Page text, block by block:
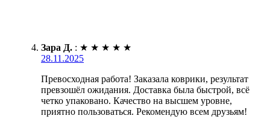
Зара Д. : ★ ★ ★ ★ ★
28.11.2025
Превосходная работа! Заказала коврики, результат
превзошёл ожидания. Доставка была быстрой, всё
четко упаковано. Качество на высшем уровне,
приятно пользоваться. Рекомендую всем друзьям!